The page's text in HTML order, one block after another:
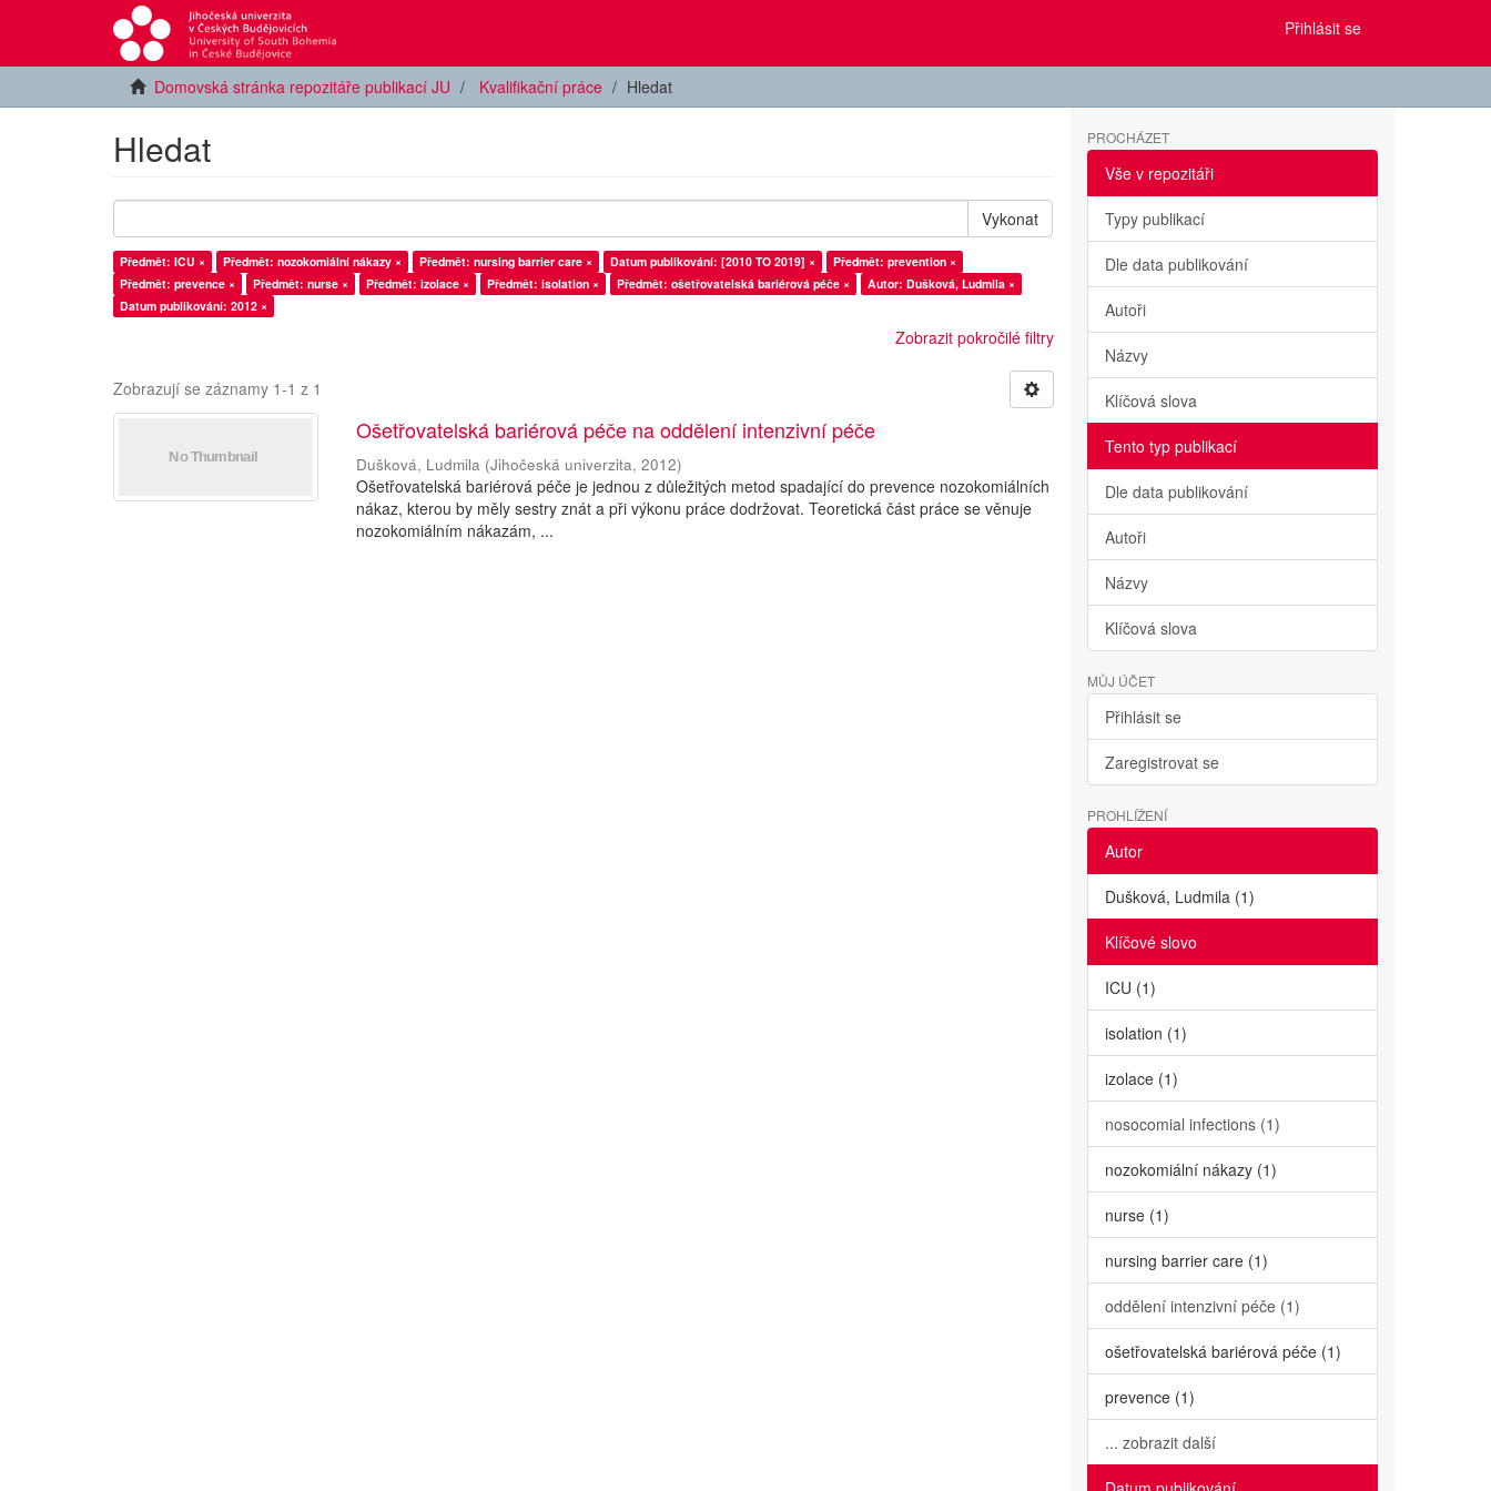
Přihlásit se
Domovská stránka repozitáře publikací JU Kvalifikační práce Hledat
Hledat
Vykonat
Předmět: ICU × Předmět: nozokomiální nákazy × Předmět: nursing barrier care × Datum publikování: [2010 TO 2019] ×
Předmět: prevention ×
Předmět: prevence ×
Předmět: nurse × Předmět: izolace × Předmět: isolation × Předmět: ošetřovatelská bariérová péče ×
Autor: Dušková, Ludmila ×
Datum publikování: 2012 ×
Zobrazit pokročilé filtry
Zobrazují se záznamy 1-1 z 1
Ošetřovatelská bariérová péče na oddělení intenzivní péče
Dušková, Ludmila (Jihočeská univerzita,2012)
Ošetřovatelská bariérová péče je jednou z důležitých metod spadající do prevence nozokomiálních
nákaz, kterou by měly sestry znát a při výkonu práce dodržovat. Teoretická část práce se věnuje
nozokomiálním nákazám, ...
PROCHÁZET
Vše v repozitáři
Typy publikací
Dle data publikování
Autoři
Názvy
Klíčová slova
Tento typ publikací
Dle data publikování
Autoři
Názvy
Klíčová slova
MŮJ ÚČET
Přihlásit se
Zaregistrovat se
PROHLÍŽENÍ
Autor
Dušková, Ludmila (1)
Klíčové slovo
ICU (1)
isolation (1)
izolace (1)
nosocomial infections (1)
nozokomiální nákazy (1)
nurse (1)
nursing barrier care (1)
oddělení intenzivní péče (1)
ošetřovatelská bariérová péče (1)
prevence (1)
... zobrazit další